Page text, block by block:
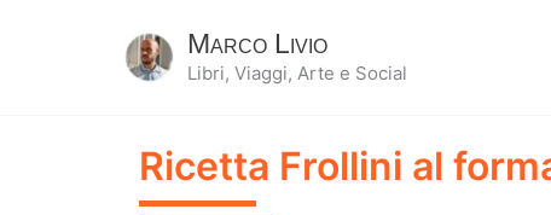
Marco Livio
Libri, Viaggi, Arte e Social
Ricetta Frollini al